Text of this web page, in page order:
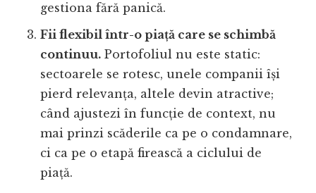
gestiona fără panică.
Fii flexibil într-o piață care se schimbă
continuu. Portofoliul nu este static:
sectoarele se rotesc, unele companii își
pierd relevanța, altele devin atractive;
când ajustezi în funcție de context, nu
mai prinzi scăderile ca pe o condamnare,
ci ca pe o etapă firească a ciclului de
piață.